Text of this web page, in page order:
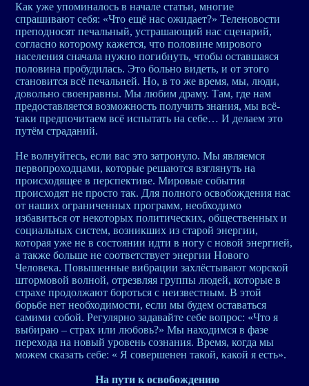
Как уже упоминалось в начале статьи, многие
спрашивают себя: «Что ещё нас ожидает?» Теленовости
преподносят печальный, устрашающий нас сценарий,
согласно которому кажется, что половине мирового
населения сначала нужно погибнуть, чтобы оставшаяся
половина пробудилась. Это больно видеть, и от этого
становится всё печальней. Но, в то же время, мы, люди,
довольно своенравны. Мы любим драму. Там, где нам
предоставляется возможность получить знания, мы всё-
таки предпочитаем всё испытать на себе… И делаем это
путём страданий.
Не волнуйтесь, если вас это затронуло. Мы являемся
первопроходцами, которые решаются взглянуть на
происходящее в перспективе. Мировые события
происходят не просто так. Для полного освобождения нас
от наших ограниченных программ, необходимо
избавиться от некоторых политических, общественных и
социальных систем, возникших из старой энергии,
которая уже не в состоянии идти в ногу с новой энергией,
а также больше не соответствует энергии Нового
Человека. Повышенные вибрации захлёстывают морской
штормовой волной, отрезвляя группы людей, которые в
страхе продолжают бороться с неизвестным. В этой
борьбе нет необходимости, если мы будем оставаться
самими собой. Регулярно задавайте себе вопрос: «Что я
выбираю – страх или любовь?» Мы находимся в фазе
перехода на новый уровень сознания. Время, когда мы
можем сказать себе: « Я совершенен такой, какой я есть».
На пути к освобождению